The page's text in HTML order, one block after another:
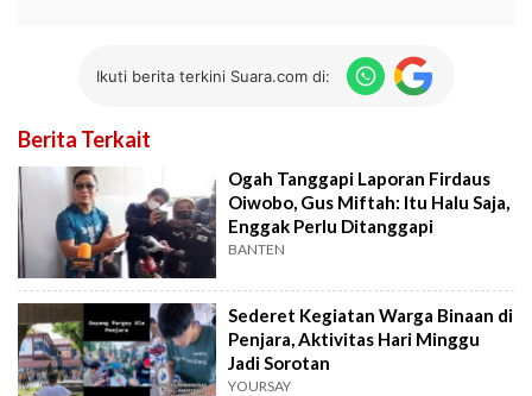
Ikuti berita terkini Suara.com di:
Berita Terkait
Ogah Tanggapi Laporan Firdaus
Oiwobo, Gus Miftah: Itu Halu Saja,
Enggak Perlu Ditanggapi
BANTEN
Sederet Kegiatan Warga Binaan di
Penjara, Aktivitas Hari Minggu
Jadi Sorotan
YOURSAY